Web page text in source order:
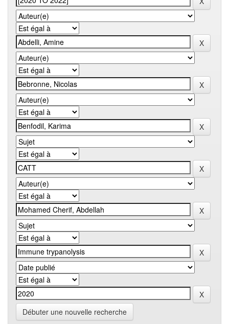
Débuter une nouvelle recherche